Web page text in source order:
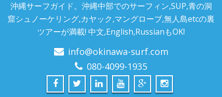
沖縄サーフガイド。沖縄中部でのサーフィン,SUP,青の洞
窟シュノーケリング,カヤック,マングローブ,無人島etcの裏
ツアーが満載! 中文,English,RussianもOK!
info@okinawa-surf.com
080-4099-1935